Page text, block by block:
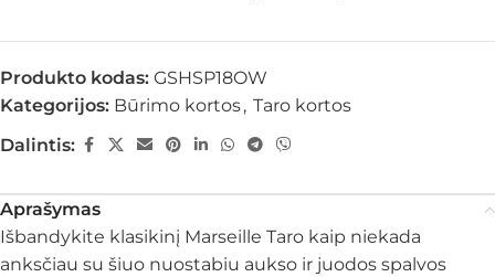
Produkto kodas: GSHSP18OW
Kategorijos: Būrimo kortos, Taro kortos
Dalintis:
Aprašymas
Išbandykite klasikinį Marseille Taro kaip niekada
anksčiau su šiuo nuostabiu aukso ir juodos spalvos